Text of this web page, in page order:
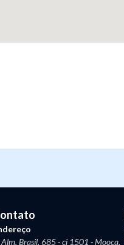
Alm. Brasil, 685 - cj 1501 - Mooca,